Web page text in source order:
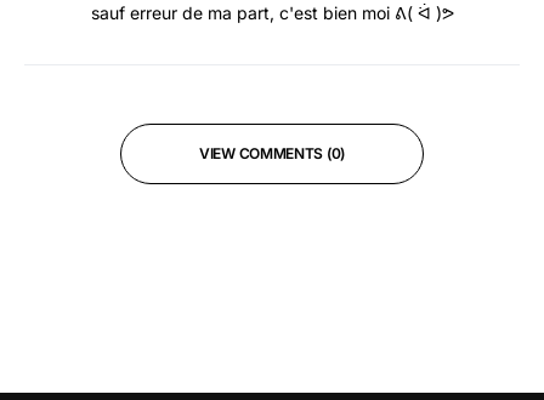
sauf erreur de ma part, c'est bien moi ᕕ( ᐛ )ᕗ
VIEW COMMENTS (0)